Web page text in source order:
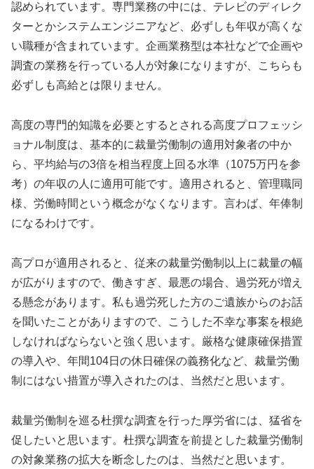
認められています。専門業務の中には、テレビのディレク
ターとかシステムエンジニアなど、必ずしも年収が高くな
い職種が含まれています。企画業務型は本社などで企画や
調査の業務を行っている人が対象になりますが、こちらも
必ずしも高給とは限りません。
高度の専門的知識を必要とするとされる高度プロフェッシ
ョナル制度は、基本的に裁量労働制の適用対象者の中か
ら、平均給与の3倍を相当程度上回る水準（1075万円を参
考）の年収の人に適用可能です。適用されると、管理職同
様、労働時間という概念がなくなります。言わば、年俸制
になるわけです。
高プロが適用されると、従来の裁量労働制以上に裁量の幅
が広がりますので、働きすぎ、最悪の場合、過労死が増え
る懸念があります。私も過労死した方のご遺族からのお話
を聞いたことがありますので、こうした不幸な事案を根絶
しなければならないと強く思います。厳格な健康確保措置
の導入や、年間104日の休日確保の義務化など、裁量労働
制にはない措置が導入されたのは、当然だと思います。
裁量労働制を巡る杜撰な調査を行った厚労省には、猛省を
促したいと思います。杜撰な調査を前提とした裁量労働制
の対象業務の拡大を断念したのは、当然だと思います。